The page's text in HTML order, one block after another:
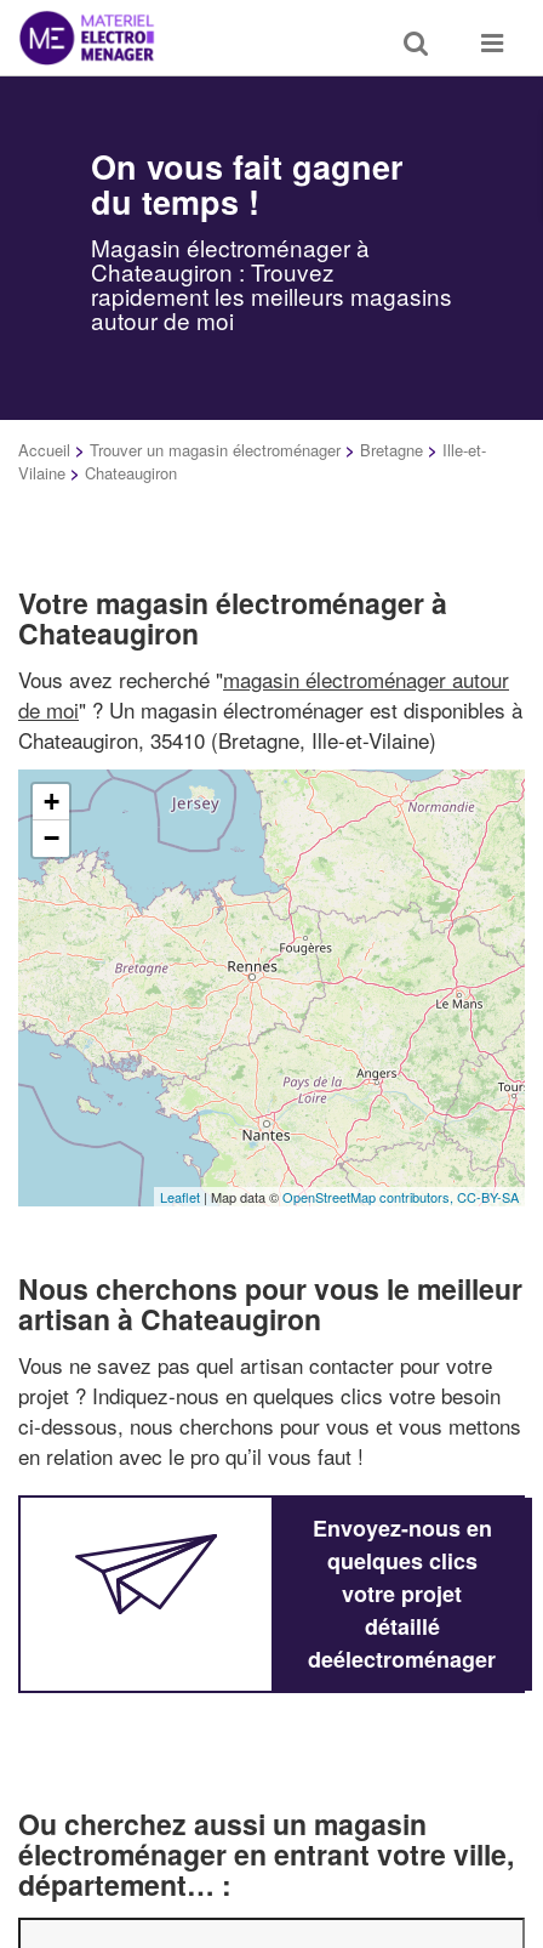
Toggle
search
Toggle
On vous fait gagner
du temps !
Magasin électroménager à
Chateaugiron : Trouvez
rapidement les meilleurs magasins
autour de moi
Accueil > Trouver un magasin électroménager > Bretagne > Ille-et-
Vilaine > Chateaugiron
Votre magasin électroménager à
Chateaugiron
Vous avez recherché "magasin électroménager autour
de moi" ? Un magasin électroménager est disponibles à
Chateaugiron, 35410 (Bretagne, Ille-et-Vilaine)
+
−
Leaflet | Map data ©OpenStreetMap contributors, CC-BY-SA
Nous cherchons pour vous le meilleur
artisan à Chateaugiron
Vous ne savez pas quel artisan contacter pour votre
projet ? Indiquez-nous en quelques clics votre besoin
ci-dessous, nous cherchons pour vous et vous mettons
en relation avec le pro qu’il vous faut !
Envoyez-nous en
quelques clics
votre projet
détaillé
deélectroménager
Ou cherchez aussi un magasin
électroménager en entrant votre ville,
département… :